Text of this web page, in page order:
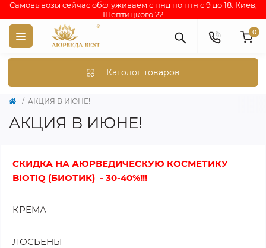
Самовывозы сейчас обслуживаем с пнд по птн с 9 до 18. Киев,
Шептицкого 22
0
Католог товаров
АКЦИЯ В ИЮНЕ!
АКЦИЯ В ИЮНЕ!
СКИДКА НА АЮРВЕДИЧЕСКУЮ КОСМЕТИКУ
BIOTIQ (БИОТИК) - 30-40%!!!
КРЕМА
ЛОСЬЕНЫ